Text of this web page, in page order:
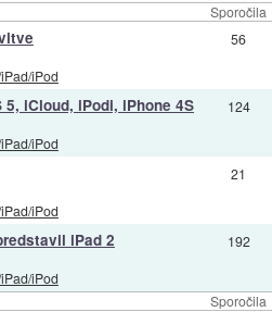
Sporočila
Sporočila
iPod
56
iCloud, iPodi, iPhone 4S
iPod
124
iPod
21
iPad 2
iPod
192